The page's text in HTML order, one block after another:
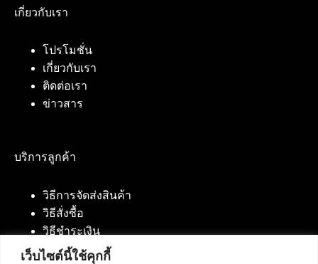
เว็บไซต์นี้ใช้คุกกี้
เกี่ยวกับเรา
โปรโมชั่น
เกี่ยวกับเรา
ติดต่อเรา
ข่าวสาร
บริการลูกค้า
วิธีการจัดส่งสินค้า
วิธีสั่งซื้อ
วิธีชำระเงิน